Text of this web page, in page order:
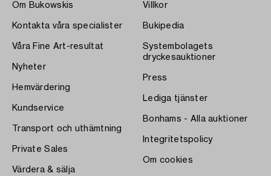
Om Bukowskis
Kontakta våra specialister
Våra Fine Art-resultat
Nyheter
Hemvärdering
Kundservice
Transport och uthämtning
Private Sales
Värdera & sälja
Villkor
Bukipedia
Systembolagets
dryckesauktioner
Press
Lediga tjänster
Bonhams - Alla auktioner
Integritetspolicy
Om cookies